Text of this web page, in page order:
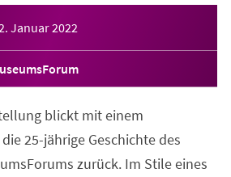
Januar 2022
blickt mit einem
25-jährige Geschichte des
zurück. Im Stile eines